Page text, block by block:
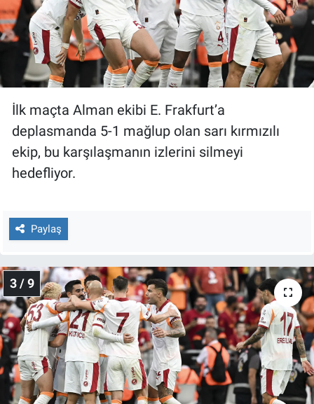
İlk maçta Alman ekibi E. Frakfurt’a
deplasmanda 5-1 mağlup olan sarı kırmızılı
ekip, bu karşılaşmanın izlerini silmeyi
hedefliyor.
Paylaş
3 / 9
Türkiye'nin Geleceği
Türkiye'nin Gündemi
Yerel Yaşam
Canlı Yayın